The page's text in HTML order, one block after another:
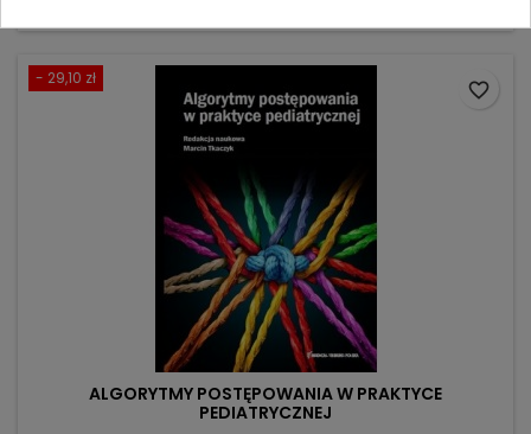
- 29,10 zł
ALGORYTMY POSTĘPOWANIA W PRAKTYCE
PEDIATRYCZNEJ
favorite_border